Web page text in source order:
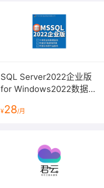
SQL Server2022企业版
for Windows2022数据中
更新）
¥28/月